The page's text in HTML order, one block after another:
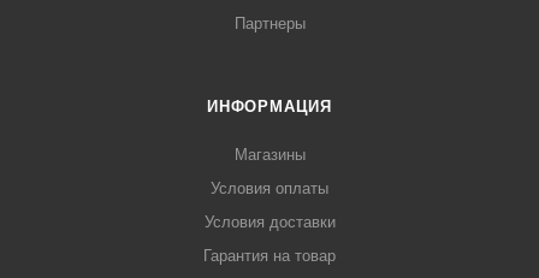
Партнеры
ИНФОРМАЦИЯ
Магазины
Условия оплаты
Условия доставки
Гарантия на товар